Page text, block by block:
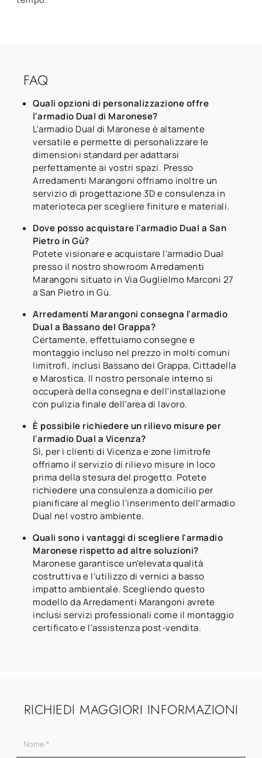
FAQ
Quali opzioni di personalizzazione offre
l'armadio Dual di Maronese?
L'armadio Dual di Maronese è altamente
versatile e permette di personalizzare le
dimensioni standard per adattarsi
perfettamente ai vostri spazi. Presso
Arredamenti Marangoni offriamo inoltre un
servizio di progettazione 3D e consulenza in
materioteca per scegliere finiture e materiali.
Dove posso acquistare l'armadio Dual a San
Pietro in Gù?
Potete visionare e acquistare l'armadio Dual
presso il nostro showroom Arredamenti
Marangoni situato in Via Guglielmo Marconi 27
a San Pietro in Gù.
Arredamenti Marangoni consegna l'armadio
Dual a Bassano del Grappa?
Certamente, effettuiamo consegne e
montaggio incluso nel prezzo in molti comuni
limitrofi, inclusi Bassano del Grappa, Cittadella
e Marostica. Il nostro personale interno si
occuperà della consegna e dell'installazione
con pulizia finale dell'area di lavoro.
È possibile richiedere un rilievo misure per
l'armadio Dual a Vicenza?
Sì, per i clienti di Vicenza e zone limitrofe
offriamo il servizio di rilievo misure in loco
prima della stesura del progetto. Potete
richiedere una consulenza a domicilio per
pianificare al meglio l'inserimento dell'armadio
Dual nel vostro ambiente.
Quali sono i vantaggi di scegliere l'armadio
Maronese rispetto ad altre soluzioni?
Maronese garantisce un'elevata qualità
costruttiva e l'utilizzo di vernici a basso
impatto ambientale. Scegliendo questo
modello da Arredamenti Marangoni avrete
inclusi servizi professionali come il montaggio
certificato e l'assistenza post-vendita.
RICHIEDI MAGGIORI INFORMAZIONI